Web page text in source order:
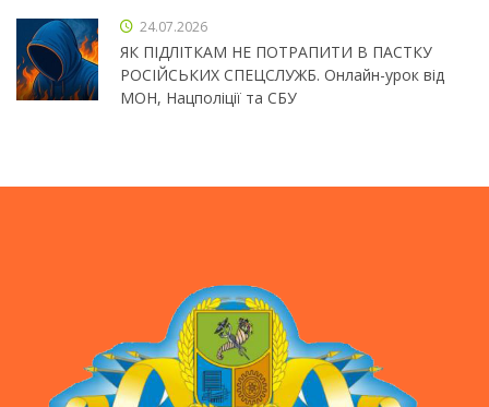
24.07.2026
ЯК ПІДЛІТКАМ НЕ ПОТРАПИТИ В ПАСТКУ
РОСІЙСЬКИХ СПЕЦСЛУЖБ. Онлайн-урок від
МОН, Нацполіції та СБУ